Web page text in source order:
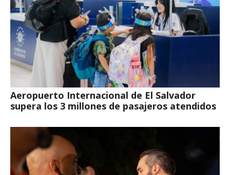
Aeropuerto Internacional de El Salvador
supera los 3 millones de pasajeros atendidos